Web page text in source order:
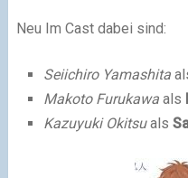
Neu Im Cast dabei sind:
Seiichiro Yamashita
Makoto Furukawaals
Kazuyuki Okitsuals